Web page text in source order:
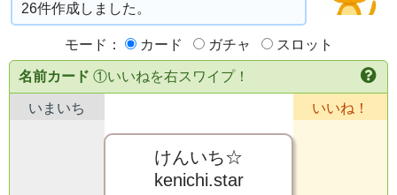
26件作成しました。
モード： カード ガチャ スロット
名前カード ①いいねを右スワイプ！
いまいち
けんいち☆
kenichi.star
いいね！